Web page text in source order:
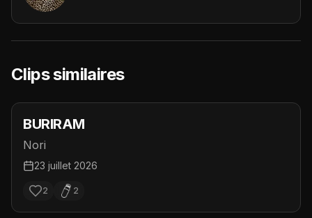
Clips similaires
BURIRAM
Nori
23 juillet 2026
2 2